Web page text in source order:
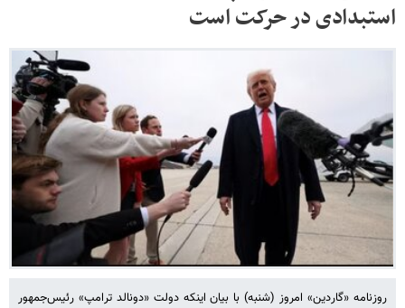
استبدادی در حرکت است
روزنامه «گاردین» امروز (شنبه) با بیان اینکه دولت «دونالد ترامپ» رئیس‌جمهور